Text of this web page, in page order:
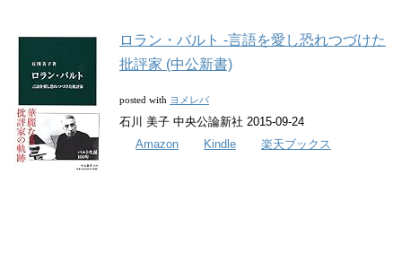
ロラン・バルト -言語を愛し恐れつづけた
批評家 (中公新書)
posted with ヨメレバ
石川 美子 中央公論新社 2015-09-24
Amazon
Kindle 楽天ブックス